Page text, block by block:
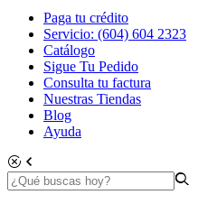
Paga tu crédito
Servicio: (604) 604 2323
Catálogo
Sigue Tu Pedido
Consulta tu factura
Nuestras Tiendas
Blog
Ayuda